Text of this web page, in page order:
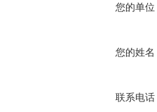
您的单位
您的姓名
联系电话